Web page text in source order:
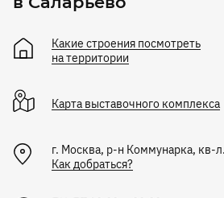
Какие строения посмотреть
на территории
Карта выставочного комплекса
г. Москва, р-н Коммунарка, кв-
Как добраться?